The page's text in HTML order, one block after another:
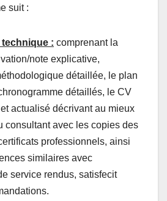
suit :
: comprenant la
note explicative,
détaillée, le plan
détaillés, le CV
actualisé décrivant au mieux
consultant avec les copies des
professionnels, ainsi
similaires avec
service rendus, satisfecit